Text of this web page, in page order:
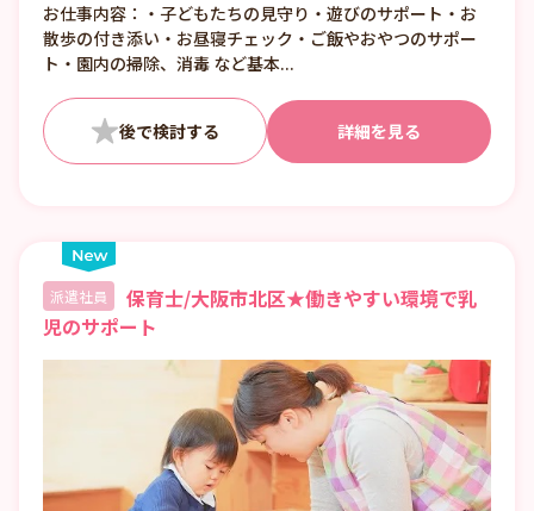
②8:00〜17:00 （休憩1:00）
③10:00〜19:00 （休憩1:00）
■日数・曜日・時間帯相談可
■曜日・時間帯は固定可
お仕事内容：・子どもたちの見守り・遊びのサポート・お
散歩の付き添い・お昼寝チェック・ご飯やおやつのサポー
ト・園内の掃除、消毒 など基本...
詳細を見る
派遣社員
保育士/大阪市北区★働きやすい環境で乳
児のサポート